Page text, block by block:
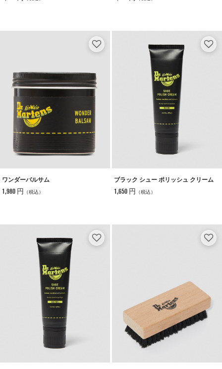
ワンダーバルサム
1,980 円 （税込）
ブラック シュー ポリッシュ クリーム
1,650 円 （税込）